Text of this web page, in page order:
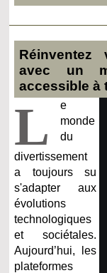
Réinventez
avec un
accessible à
L
e
monde
du
divertissement
a toujours su
s'adapter aux
évolutions
technologiques
et sociétales.
Aujourd’hui, les
plateformes